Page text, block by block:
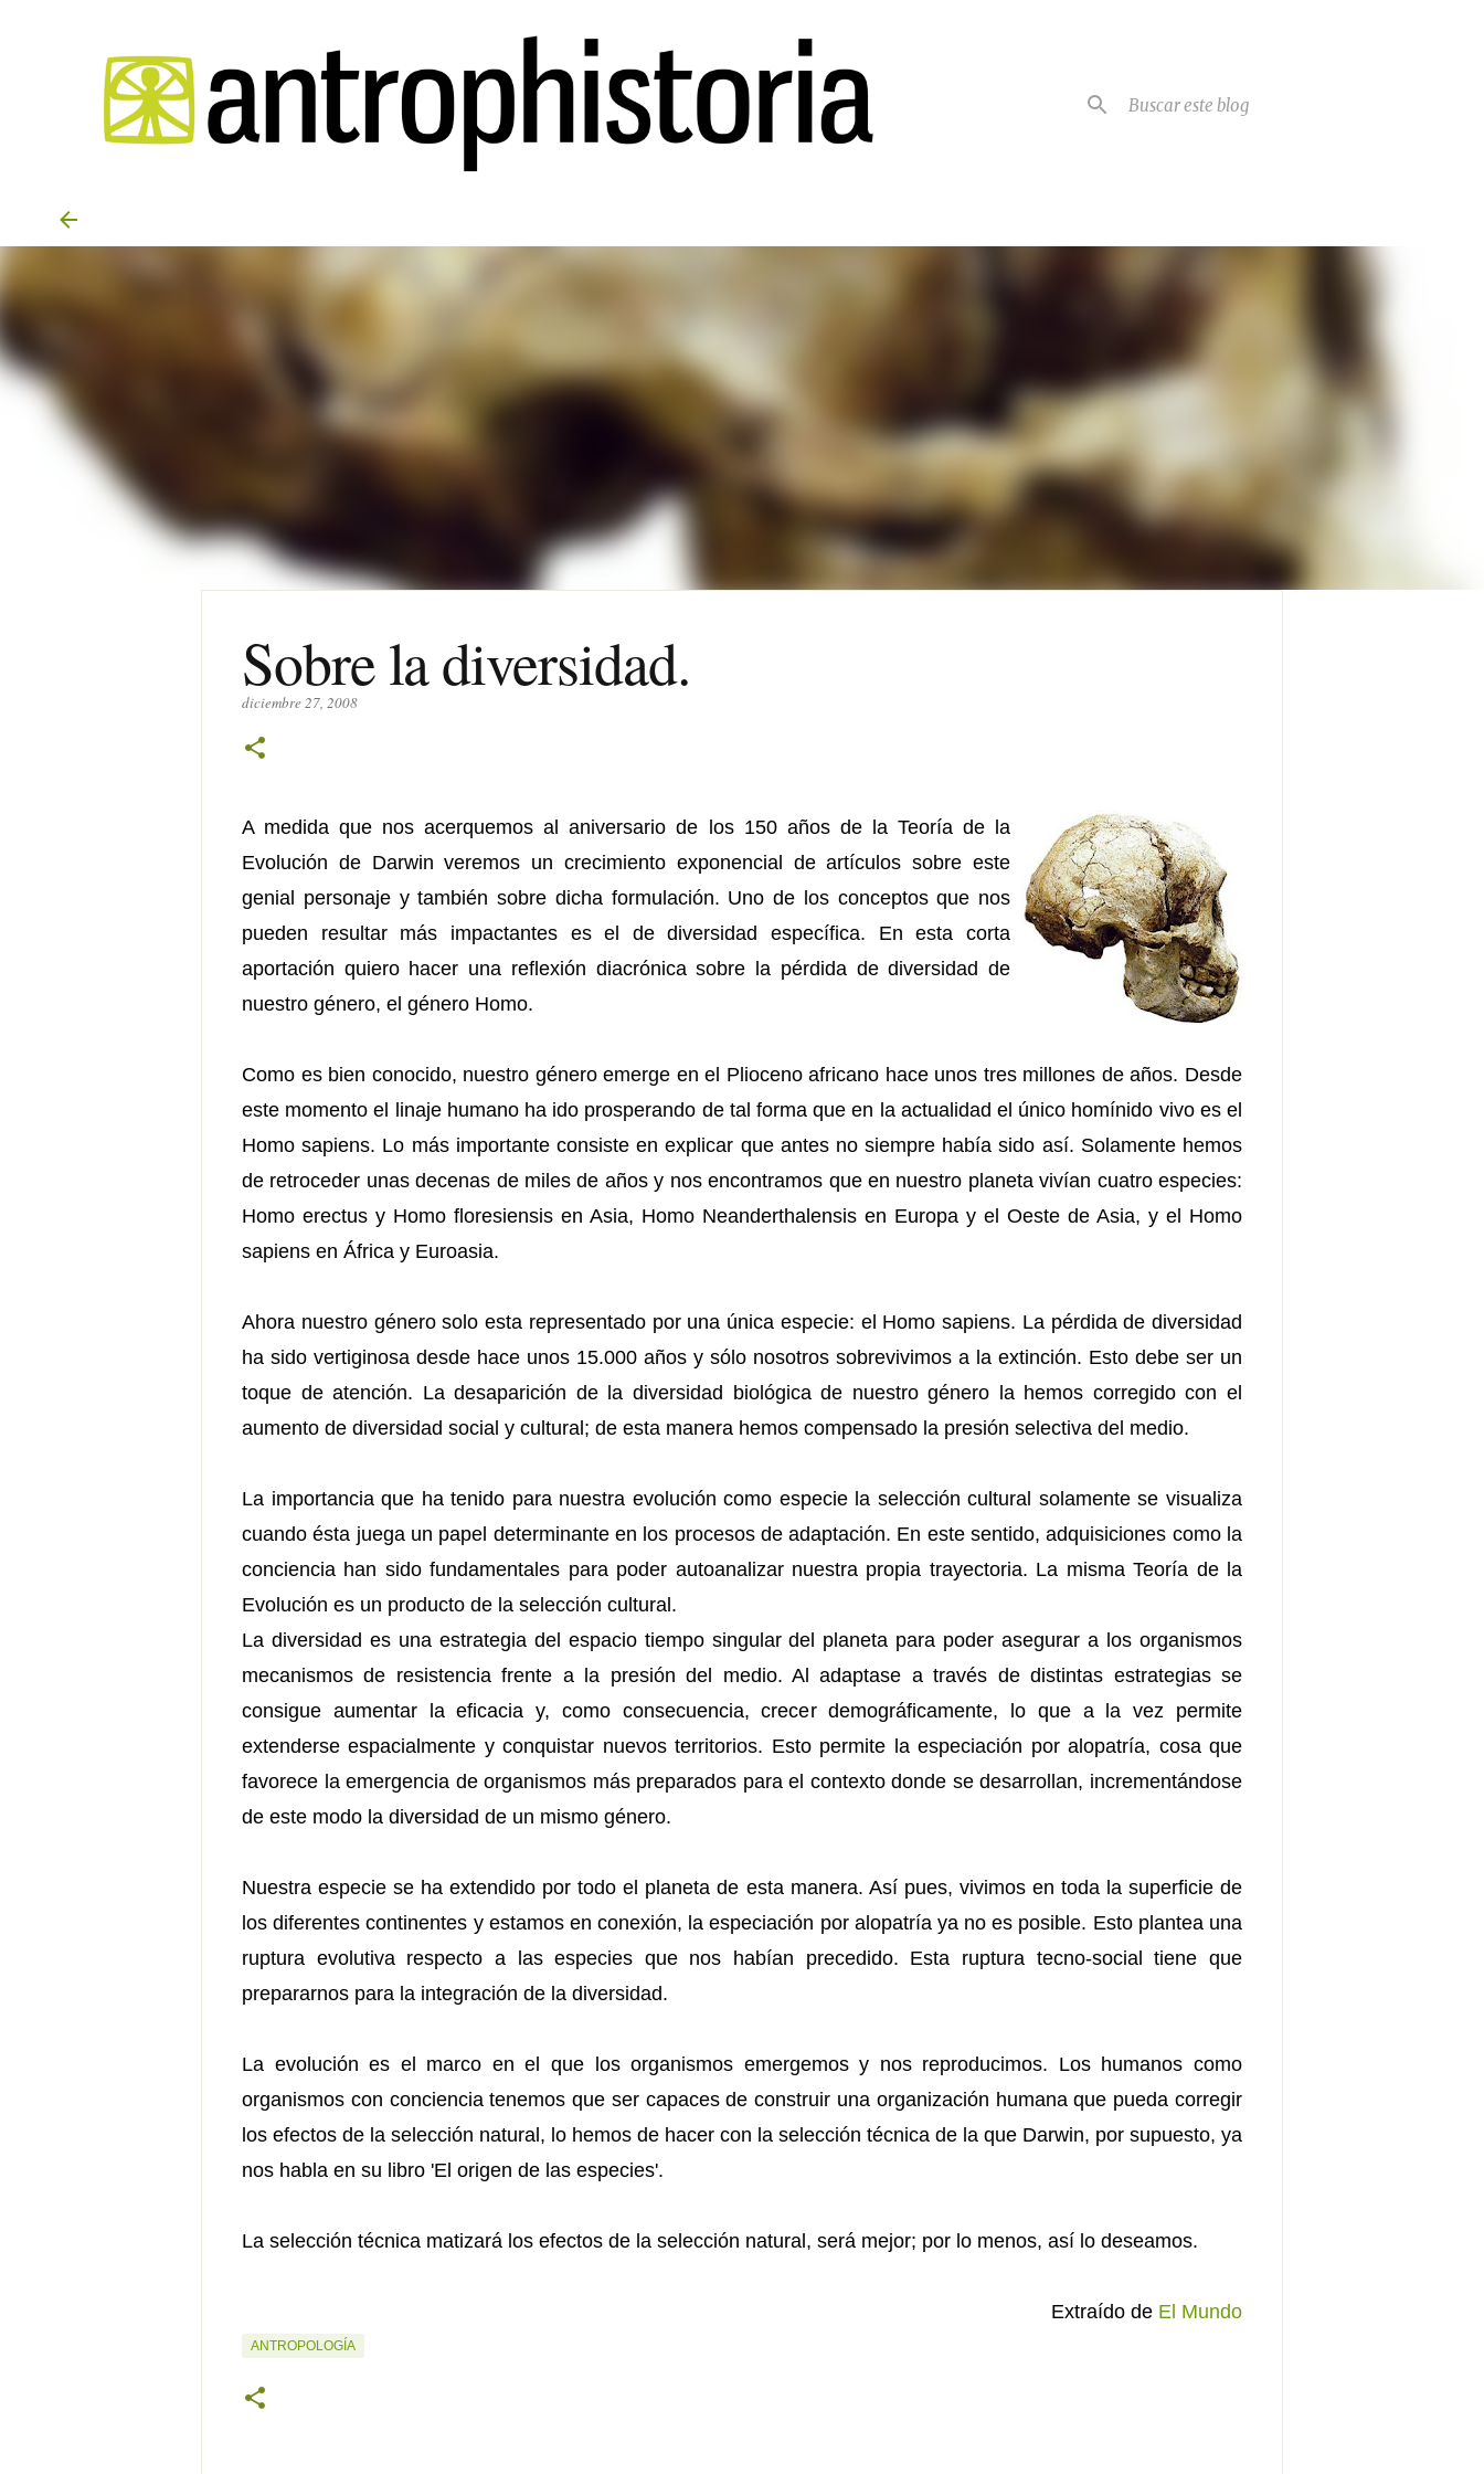
Sobre la diversidad.
diciembre 27, 2008
A medida que nos acerquemos al aniversario de los 150 años de la Teoría de la
Evolución de Darwin veremos un crecimiento exponencial de artículos sobre este
genial personaje y también sobre dicha formulación. Uno de los conceptos que nos
pueden resultar más impactantes es el de diversidad específica. En esta corta
aportación quiero hacer una reflexión diacrónica sobre la pérdida de diversidad de
nuestro género, el género Homo.
Como es bien conocido, nuestro género emerge en el Plioceno africano hace unos tres millones de años. Desde
este momento el linaje humano ha ido prosperando de tal forma que en la actualidad el único homínido vivo es el
Homo sapiens. Lo más importante consiste en explicar que antes no siempre había sido así. Solamente hemos
de retroceder unas decenas de miles de años y nos encontramos que en nuestro planeta vivían cuatro especies:
Homo erectus y Homo floresiensis en Asia, Homo Neanderthalensis en Europa y el Oeste de Asia, y el Homo
sapiens en África y Euroasia.
Ahora nuestro género solo esta representado por una única especie: el Homo sapiens. La pérdida de diversidad
ha sido vertiginosa desde hace unos 15.000 años y sólo nosotros sobrevivimos a la extinción. Esto debe ser un
toque de atención. La desaparición de la diversidad biológica de nuestro género la hemos corregido con el
aumento de diversidad social y cultural; de esta manera hemos compensado la presión selectiva del medio.
La importancia que ha tenido para nuestra evolución como especie la selección cultural solamente se visualiza
cuando ésta juega un papel determinante en los procesos de adaptación. En este sentido, adquisiciones como la
conciencia han sido fundamentales para poder autoanalizar nuestra propia trayectoria. La misma Teoría de la
Evolución es un producto de la selección cultural.
La diversidad es una estrategia del espacio tiempo singular del planeta para poder asegurar a los organismos
mecanismos de resistencia frente a la presión del medio. Al adaptase a través de distintas estrategias se
consigue aumentar la eficacia y, como consecuencia, crecer demográficamente, lo que a la vez permite
extenderse espacialmente y conquistar nuevos territorios. Esto permite la especiación por alopatría, cosa que
favorece la emergencia de organismos más preparados para el contexto donde se desarrollan, incrementándose
de este modo la diversidad de un mismo género.
Nuestra especie se ha extendido por todo el planeta de esta manera. Así pues, vivimos en toda la superficie de
los diferentes continentes y estamos en conexión, la especiación por alopatría ya no es posible. Esto plantea una
ruptura evolutiva respecto a las especies que nos habían precedido. Esta ruptura tecno-social tiene que
prepararnos para la integración de la diversidad.
La evolución es el marco en el que los organismos emergemos y nos reproducimos. Los humanos como
organismos con conciencia tenemos que ser capaces de construir una organización humana que pueda corregir
los efectos de la selección natural, lo hemos de hacer con la selección técnica de la que Darwin, por supuesto, ya
nos habla en su libro 'El origen de las especies'.
La selección técnica matizará los efectos de la selección natural, será mejor; por lo menos, así lo deseamos.
Extraído de El Mundo
ANTROPOLOGÍA